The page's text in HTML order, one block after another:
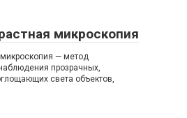
микроскопия
— метод
прозрачных,
света объектов,